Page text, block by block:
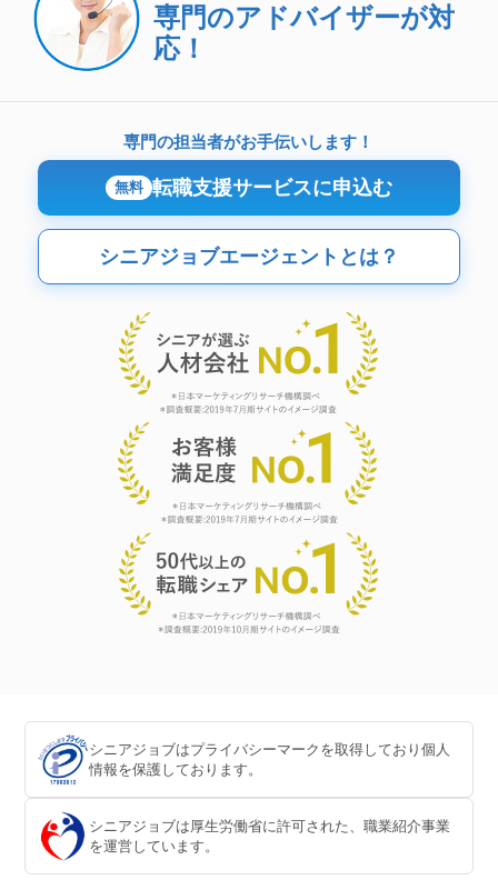
専門のアドバイザーが対
応！
専門の担当者がお手伝いします！
無料 転職支援サービスに申込む
シニアジョブエージェントとは？
シニアジョブはプライバシーマークを取得しており個人
情報を保護しております。
シニアジョブは厚生労働省に許可された、職業紹介事業
を運営しています。